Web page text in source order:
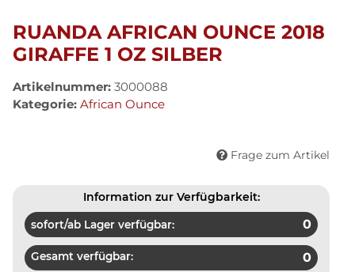
RUANDA AFRICAN OUNCE 2018
GIRAFFE 1 OZ SILBER
Artikelnummer: 3000088
Kategorie: African Ounce
Frage zum Artikel
Information zur Verfügbarkeit:
sofort/ab Lager verfügbar: 0
Gesamt verfügbar: 0